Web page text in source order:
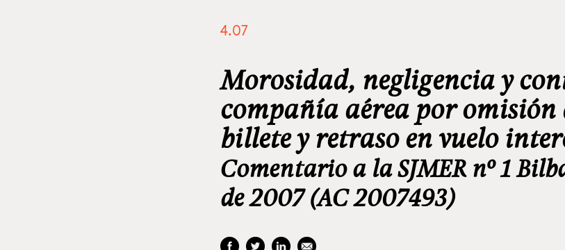
4.07
Morosidad, negligencia y
compañía aérea por omisión
billete y retraso en vuelo
Comentario a la SJMER nº 1
de 2007 (AC 2007493)